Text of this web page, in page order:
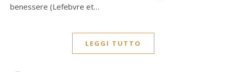
benessere (Lefebvre et…
LEGGI TUTTO